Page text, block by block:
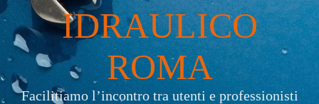
IDRAULICO
ROMA
Facilitiamo l’incontro tra utenti e professionisti